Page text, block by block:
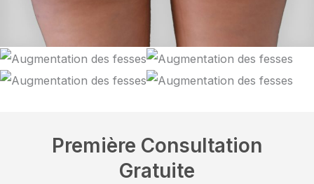
Première Consultation
Gratuite